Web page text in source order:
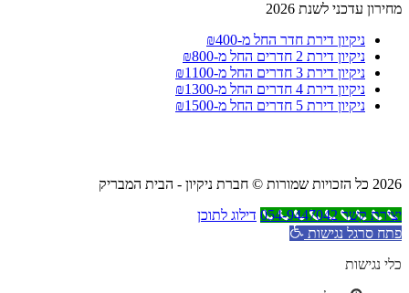
מחירון עדכני לשנת 2026
ניקיון דירת חדר החל מ-₪400
ניקיון דירת 2 חדרים החל מ-₪800
ניקיון דירת 3 חדרים החל מ-₪1100
ניקיון דירת 4 חדרים החל מ-₪1300
ניקיון דירת 5 חדרים החל מ-₪1500
2026 כל הזכויות שמורות © חברת ניקיון - הבית המבריק
יצירת קשר 054-9447042
דילוג לתוכן
פתח סרגל נגישות
כלי נגישות